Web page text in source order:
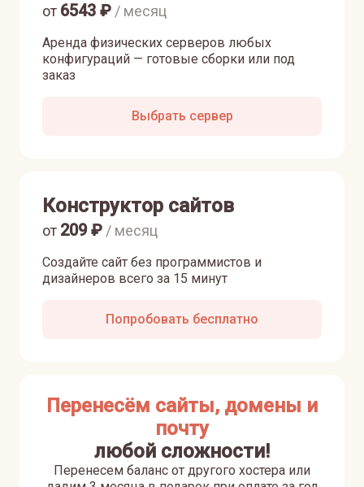
Аренда физических серверов любых
конфигураций — готовые сборки или под
заказ
от 6543 ₽ / месяц
Выбрать сервер
Конструктор сайтов
Создайте сайт без программистов и
дизайнеров всего за 15 минут
от 209₽ / месяц
Попробовать бесплатно
Перенесём сайты, домены и
почту
любой сложности!
Перенесем баланс от другого хостера или